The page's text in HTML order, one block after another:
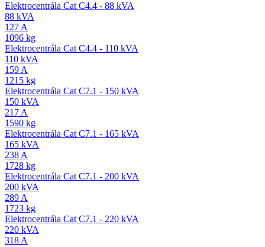
Elektrocentrála Cat C4.4 - 88 kVA
88 kVA
127 A
1096 kg
Elektrocentrála Cat C4.4 - 110 kVA
110 kVA
159 A
1215 kg
Elektrocentrála Cat C7.1 - 150 kVA
150 kVA
217 A
1590 kg
Elektrocentrála Cat C7.1 - 165 kVA
165 kVA
238 A
1728 kg
Elektrocentrála Cat C7.1 - 200 kVA
200 kVA
289 A
1723 kg
Elektrocentrála Cat C7.1 - 220 kVA
220 kVA
318 A